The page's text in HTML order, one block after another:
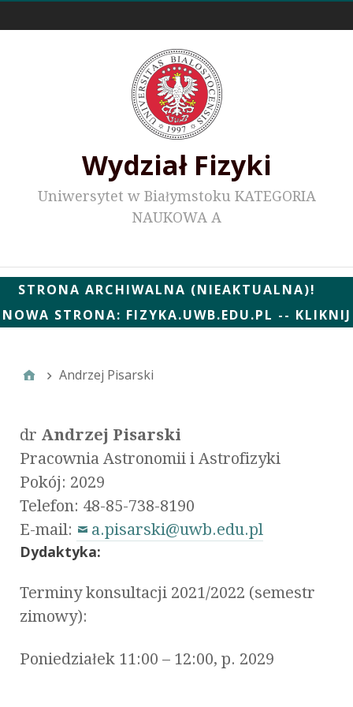
Wydział Fizyki
Uniwersytet w Białymstoku KATEGORIA
NAUKOWA A
STRONA ARCHIWALNA (NIEAKTUALNA)!
NOWA STRONA: FIZYKA.UWB.EDU.PL -- KLIKNIJ
Andrzej Pisarski
dr Andrzej Pisarski
Pracownia Astronomii i Astrofizyki
Pokój: 2029
Telefon: 48-85-738-8190
E-mail:
a.pisarski@uwb.edu.pl
Dydaktyka:
Terminy konsultacji 2021/2022 (semestr
zimowy):
Poniedziałek 11:00 – 12:00, p. 2029